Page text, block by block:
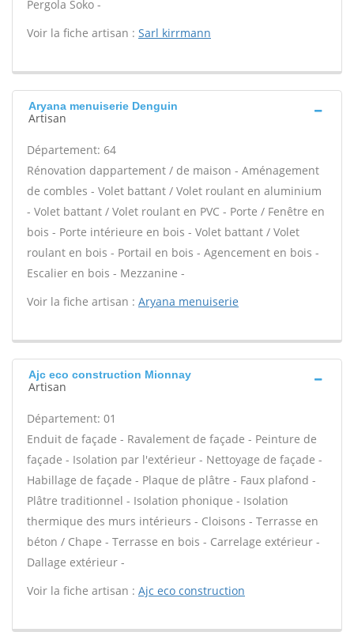
Pergola Soko -
Voir la fiche artisan : Sarl kirrmann
Aryana menuiserie Denguin
Artisan
Département: 64
Rénovation dappartement / de maison - Aménagement
de combles - Volet battant / Volet roulant en aluminium
- Volet battant / Volet roulant en PVC - Porte / Fenêtre en
bois - Porte intérieure en bois - Volet battant / Volet
roulant en bois - Portail en bois - Agencement en bois -
Escalier en bois - Mezzanine -
Voir la fiche artisan : Aryana menuiserie
Ajc eco construction Mionnay
Artisan
Département: 01
Enduit de façade - Ravalement de façade - Peinture de
façade - Isolation par l'extérieur - Nettoyage de façade -
Habillage de façade - Plaque de plâtre - Faux plafond -
Plâtre traditionnel - Isolation phonique - Isolation
thermique des murs intérieurs - Cloisons - Terrasse en
béton / Chape - Terrasse en bois - Carrelage extérieur -
Dallage extérieur -
Voir la fiche artisan : Ajc eco construction